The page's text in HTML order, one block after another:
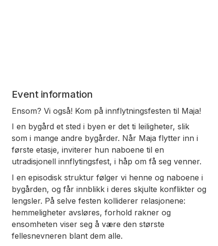
Event information
Ensom? Vi også! Kom på innflytningsfesten til Maja!
I en bygård et sted i byen er det ti leiligheter, slik
som i mange andre bygårder. Når Maja flytter inn i
første etasje, inviterer hun naboene til en
utradisjonell innflytingsfest, i håp om få seg venner.
I en episodisk struktur følger vi henne og naboene i
bygården, og får innblikk i deres skjulte konflikter og
lengsler. På selve festen kolliderer relasjonene:
hemmeligheter avsløres, forhold rakner og
ensomheten viser seg å være den største
fellesnevneren blant dem alle.